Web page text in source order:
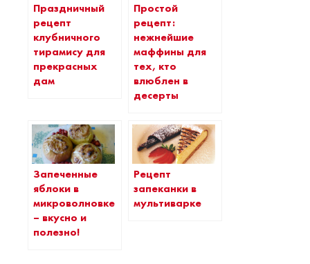
Праздничный
рецепт
клубничного
тирамису для
прекрасных
дам
Простой
рецепт:
нежнейшие
маффины для
тех, кто
влюблен в
десерты
Запеченные
яблоки в
микроволновке
– вкусно и
полезно!
Рецепт
запеканки в
мультиварке